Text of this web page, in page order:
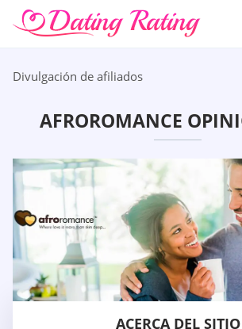
Divulgación de afiliados
AFROROMANCE
ACERCA DEL SITIO